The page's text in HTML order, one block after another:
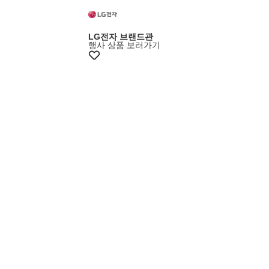
8%+카드7%
LG전자 브랜드관
행사 상품 보러가기